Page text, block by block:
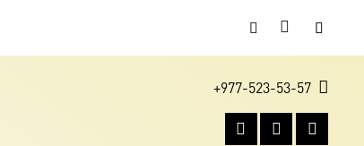
+977-523-53-57